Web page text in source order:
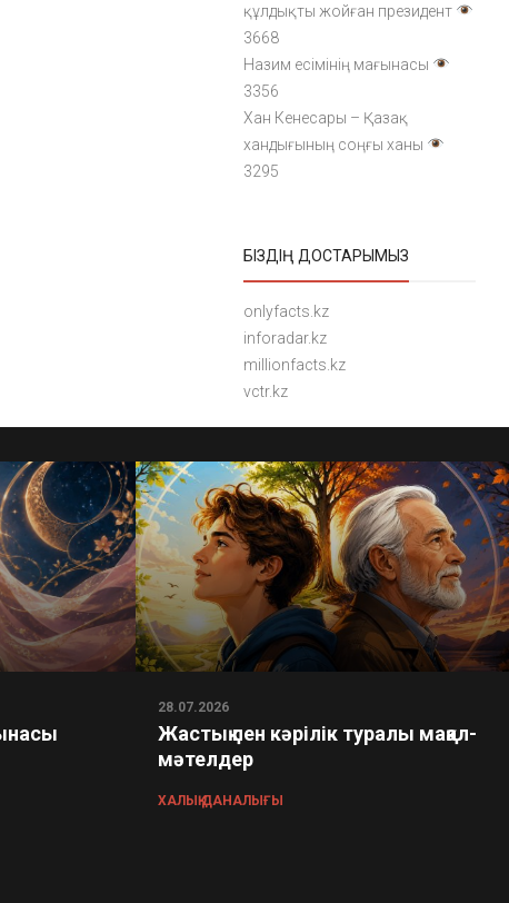
құлдықты жойған президент
3668
Назим есімінің мағынасы
3356
Хан Кенесары – Қазақ
хандығының соңғы ханы
3295
БІЗДІҢ ДОСТАРЫМЫЗ
onlyfacts.kz
inforadar.kz
millionfacts.kz
vctr.kz
28.07.2026
Жастық пен кәрілік туралы мақал-
мәтелдер
ХАЛЫҚ ДАНАЛЫҒЫ